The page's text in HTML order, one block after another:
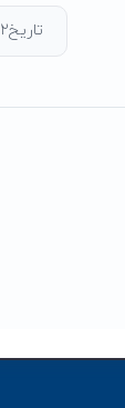
تاریخ۲۲ دی ۱۳۹۵